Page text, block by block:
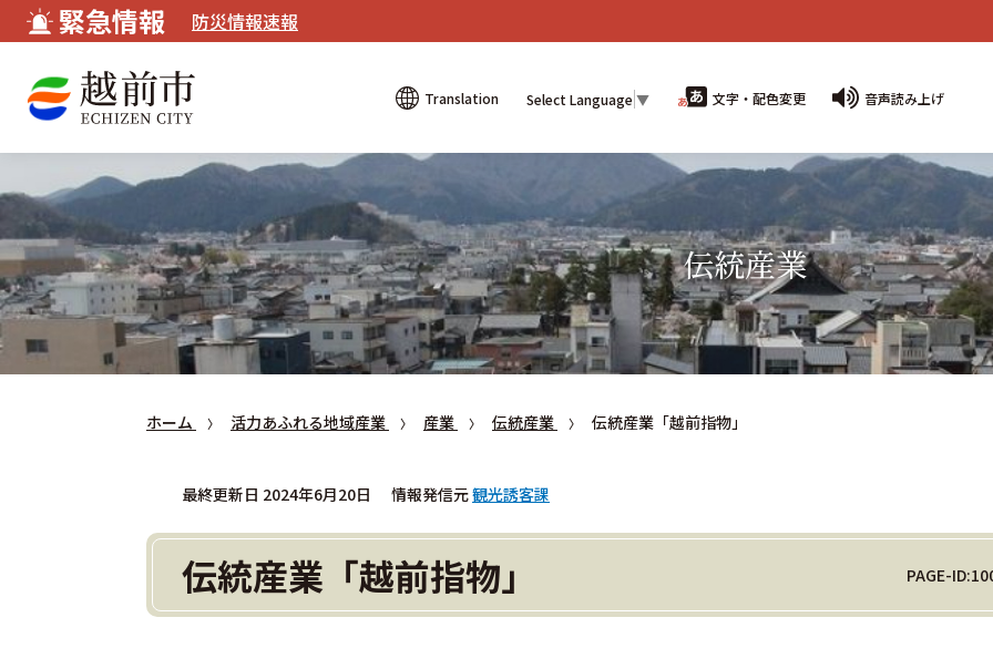
緊急情報 防災情報速報
Translation Select Language▼ 文字・配色変更 音声読み上げ
伝統産業
ホーム 活力あふれる地域産業 産業 伝統産業 伝統産業「越前指物」
最終更新日 2024年6月20日 情報発信元観光誘客課
伝統産業「越前指物」 PAGE-